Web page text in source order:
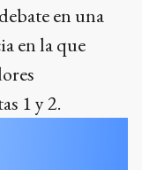
en una
en la que
1 y 2.